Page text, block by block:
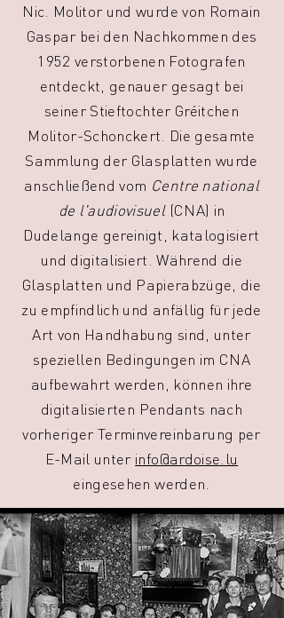
Nic. Molitor und wurde von Romain
Gaspar bei den Nachkommen des
1952 verstorbenen Fotografen
entdeckt, genauer gesagt bei
seiner Stieftochter Gréitchen
Molitor-Schonckert. Die gesamte
Sammlung der Glasplatten wurde
anschließend vom Centre national
de l'audiovisuel(CNA) in
Dudelange gereinigt, katalogisiert
und digitalisiert. Während die
Glasplatten und Papierabzüge, die
zu empfindlich und anfällig für jede
Art von Handhabung sind, unter
speziellen Bedingungen im CNA
aufbewahrt werden, können ihre
digitalisierten Pendants nach
vorheriger Terminvereinbarung per
E-Mail unter info@ardoise.lu
eingesehen werden.